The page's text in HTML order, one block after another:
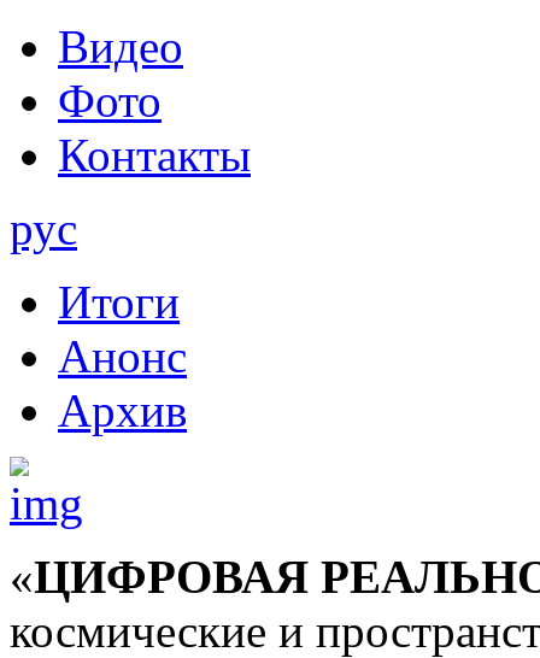
Видео
Фото
Контакты
рус
Итоги
Анонс
Архив
«ЦИФРОВАЯ
космические и